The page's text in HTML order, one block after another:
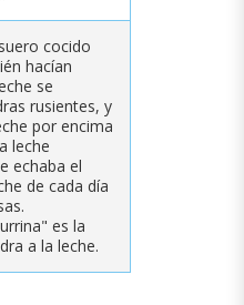
cocido
hacían
se
rusientes, y
por encima
leche
echaba el
de cada día
es la
a la leche.